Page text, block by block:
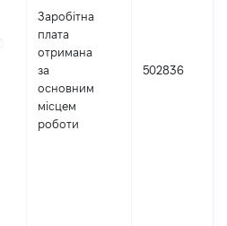
Заробітна
плата
отримана
за
основним
місцем
роботи
502836